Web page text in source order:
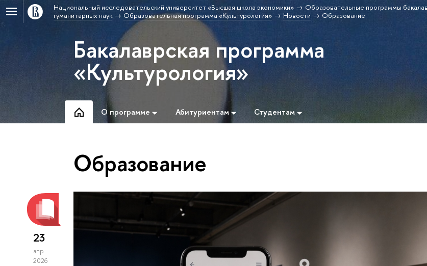
Национальный исследовательский университет «Высшая школа экономики» Образовательные программы
гуманитарных наук
Образовательная программа «Культурология» Новости Образование
Бакалаврская программа
«Культурология»
О программе Абитуриентам Студентам
Образование
23
апр
2026